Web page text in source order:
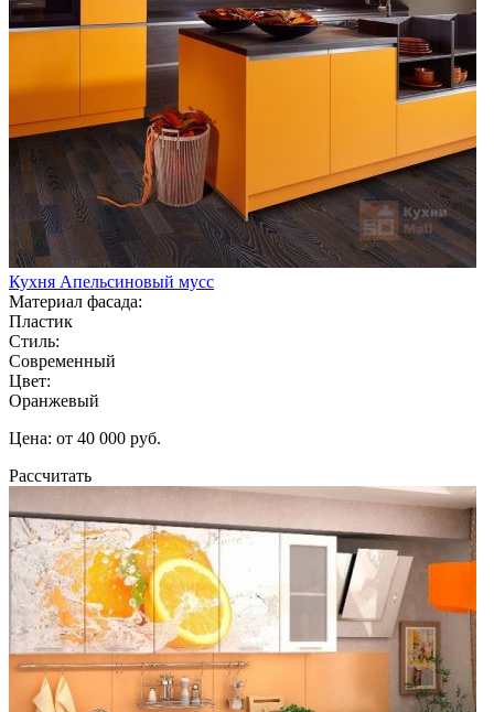
Кухня Апельсиновый мусс
Материал фасада:
Пластик
Стиль:
Современный
Цвет:
Оранжевый
Цена: от 40 000 руб.
Рассчитать